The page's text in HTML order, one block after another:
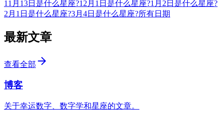
11月13日是什么星座?12月1日是什么星座?1月2日是什么星座?
2月1日是什么星座?3月4日是什么星座?所有日期
最新文章
查看全部
博客
关于幸运数字、数字学和星座的文章。